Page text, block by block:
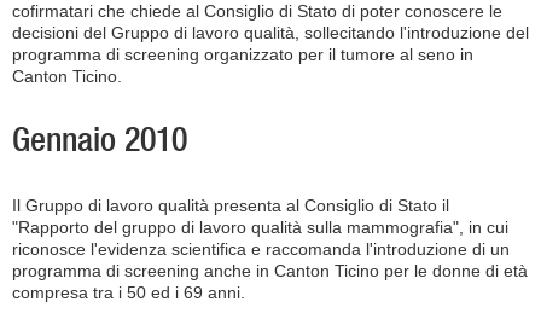
cofirmatari che chiede al Consiglio di Stato di poter conoscere le
decisioni del Gruppo di lavoro qualità, sollecitando l'introduzione del
programma di screening organizzato per il tumore al seno in
Canton Ticino.
Gennaio 2010
Il Gruppo di lavoro qualità presenta al Consiglio di Stato il
"Rapporto del gruppo di lavoro qualità sulla mammografia", in cui
riconosce l'evidenza scientifica e raccomanda l'introduzione di un
programma di screening anche in Canton Ticino per le donne di età
compresa tra i 50 ed i 69 anni.